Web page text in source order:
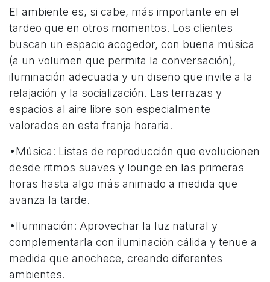
El ambiente es, si cabe, más importante en el
tardeo que en otros momentos. Los clientes
buscan un espacio acogedor, con buena música
(a un volumen que permita la conversación),
iluminación adecuada y un diseño que invite a la
relajación y la socialización. Las terrazas y
espacios al aire libre son especialmente
valorados en esta franja horaria.
•Música: Listas de reproducción que evolucionen
desde ritmos suaves y lounge en las primeras
horas hasta algo más animado a medida que
avanza la tarde.
•Iluminación: Aprovechar la luz natural y
complementarla con iluminación cálida y tenue a
medida que anochece, creando diferentes
ambientes.